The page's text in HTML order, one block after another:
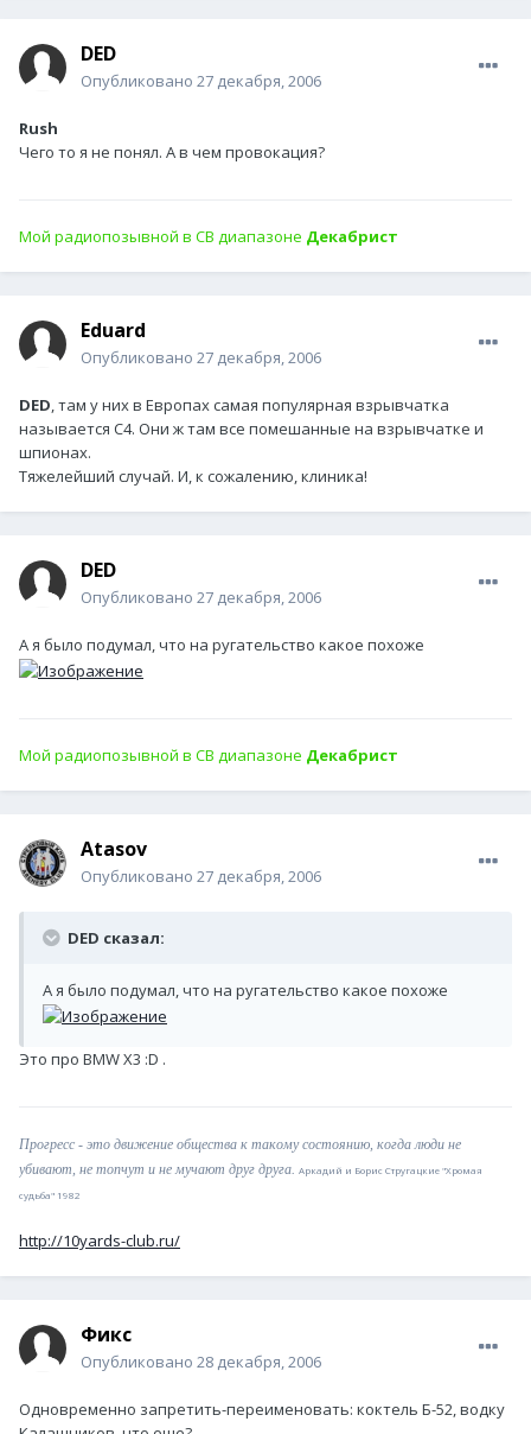
DED
Опубликовано 27 декабря, 2006
Rush
Чего то я не понял. А в чем провокация?
Мой радиопозывной в СВ диапазоне Декабрист
Eduard
Опубликовано 27 декабря, 2006
DED, там у них в Европах самая популярная взрывчатка
называется С4. Они ж там все помешанные на взрывчатке и
шпионах.
Тяжелейший случай. И, к сожалению, клиника!
DED
Опубликовано 27 декабря, 2006
А я было подумал, что на ругательство какое похоже
Мой радиопозывной в СВ диапазоне Декабрист
Atasov
Опубликовано 27 декабря, 2006
DED сказал:
А я было подумал, что на ругательство какое похоже
Это про BMW X3 :D .
Прогресс - это движение общества к такому состоянию, когда люди не
убивают, не топчут и не мучают друг друга. Аркадий и Борис Стругацкие "Хромая
судьба" 1982
http://10yards-club.ru/
Фикс
Опубликовано 28 декабря, 2006
Одновременно запретить-переименовать: коктель Б-52, водку